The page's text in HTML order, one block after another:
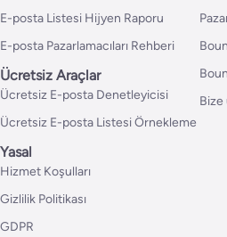
E-posta Listesi Hijyen Raporu
E-posta Pazarlamacıları Rehberi
Ücretsiz Araçlar
Ücretsiz E-posta Denetleyicisi
Ücretsiz E-posta Listesi Örnekleme
Bize
Yasal
Hizmet Koşulları
Gizlilik Politikası
GDPR